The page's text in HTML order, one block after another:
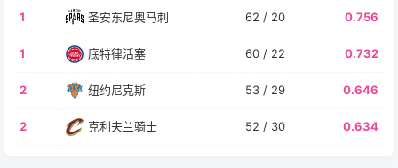
1 圣安东尼奥马刺 62 / 20 0.756
1 底特律活塞 60 / 22 0.732
2 纽约尼克斯 53 / 29 0.646
2 克利夫兰骑士 52 / 30 0.634